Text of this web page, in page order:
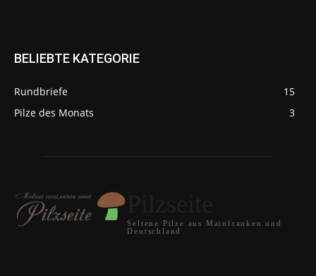
BELIEBTE KATEGORIE
Rundbriefe
15
Pilze des Monats
3
Seltene Pilze aus Mainfranken und
Deutschland